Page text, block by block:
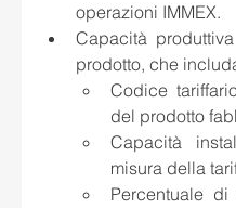
operazioni IMMEX.
Capacità
prodotto, che
Codice
del prodotto
Capacità
misura della
Percentuale